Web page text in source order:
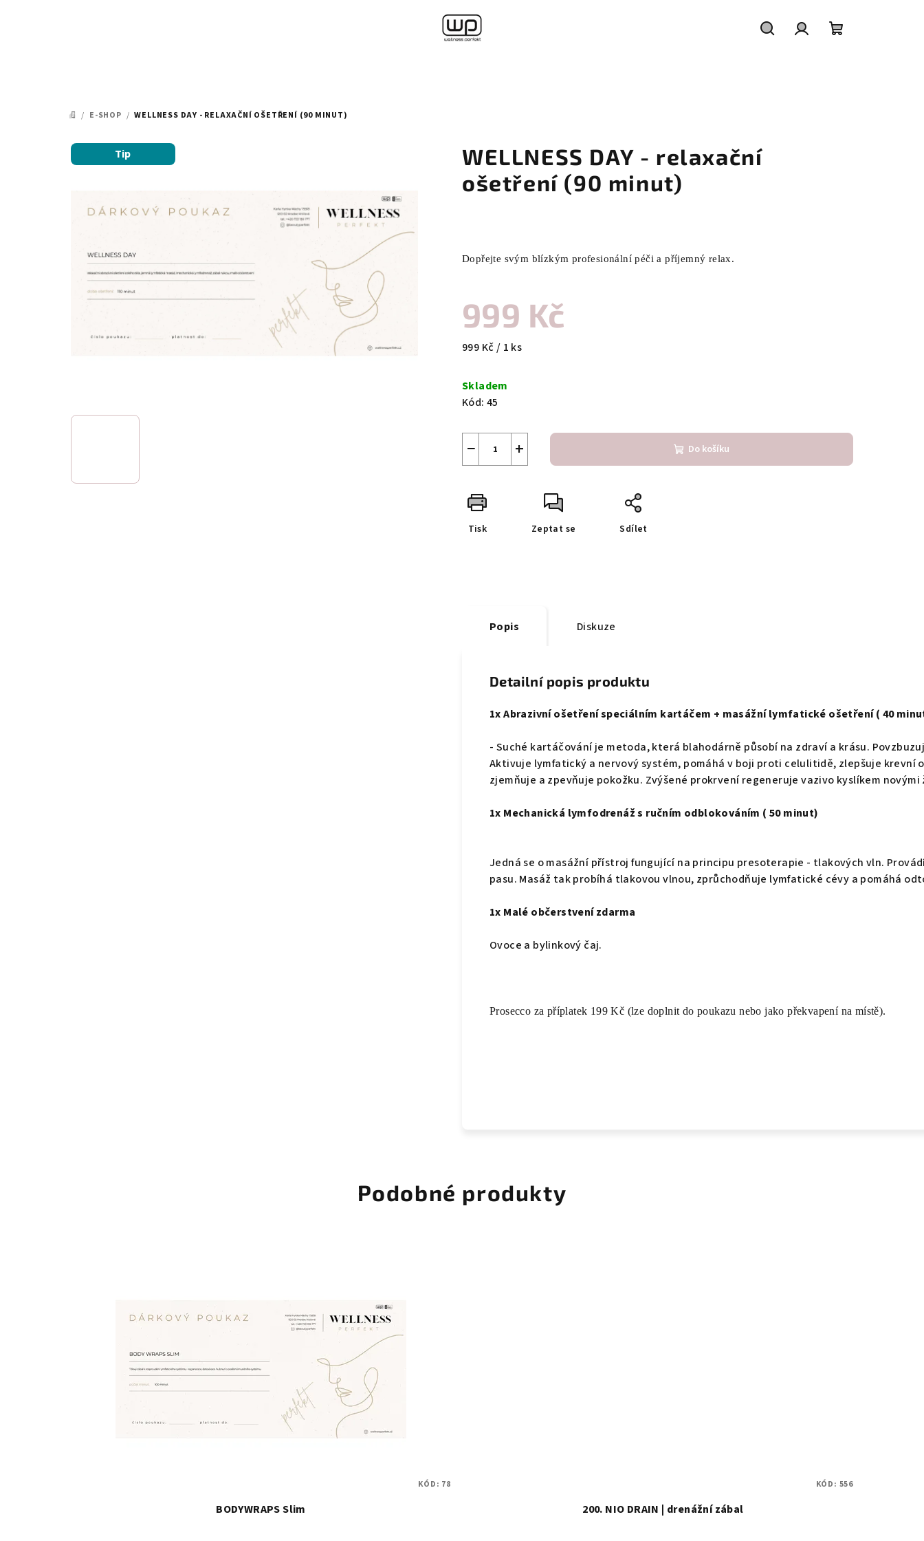
DOMŮ
/ E-SHOP / WELLNESS DAY - RELAXAČNÍ OŠETŘENÍ (90 MINUT)
WELLNESS DAY - relaxační
ošetření (90 minut)
Dopřejte svým blízkým profesionální péči a příjemný relax.
999 Kč
Měrná
999 Kč / 1 ks
Skladem
Kód: 45
+
− Do košíku
Tisk Zeptat se Sdílet
Tip
Popis Diskuze
Detailní popis produktu
1x Abrazivní ošetření speciálním kartáčem + masážní lymfatické ošetření ( 40
- Suché kartáčování je metoda, která blahodárně působí na zdraví a krásu.
Aktivuje lymfatický a nervový systém, pomáhá v boji proti celulitidě, zlepšuje krevní
zjemňuje a zpevňuje pokožku. Zvýšené prokrvení regeneruje vazivo kyslíkem novými
1x Mechanická lymfodrenáž s ručním odblokováním ( 50 minut)
Jedná se o masážní přístroj fungující na principu presoterapie - tlakových vln.
pasu. Masáž tak probíhá tlakovou vlnou, zprůchodňuje lymfatické cévy a pomáhá
1x Malé občerstvení zdarma
Ovoce a bylinkový čaj.
Prosecco za příplatek 199 Kč (lze doplnit do poukazu nebo jako překvapení na místě).
Podobné produkty
BODYWRAPS Slim
KÓD: 78
200. NIO DRAIN | drenážní zábal
KÓD: 556